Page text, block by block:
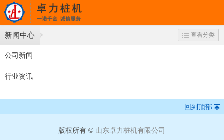
新闻中心 查看分类
公司新闻
行业资讯
回到顶部
版权所有 © 山东卓力桩机有限公司